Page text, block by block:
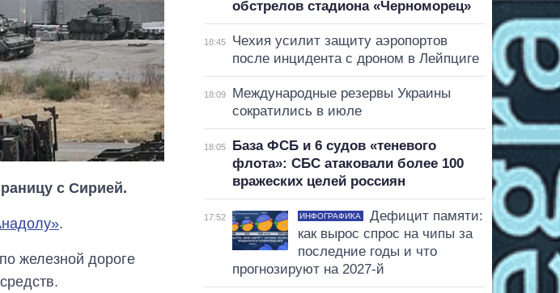
с Сирией.
.
железной дороге
обстрелов стадиона «Черноморец»
18:45
Чехия усилит защиту аэропортов
после инцидента с дроном в Лейпциге
18:09
Международные резервы Украины
сократились в июле
18:05
База ФСБ и 6 судов «теневого
флота»: СБС атаковали более 100
вражеских целей россиян
17:52 ИНФОГРАФИКА
Дефицит памяти:
как вырос спрос на чипы за
последние годы и что
прогнозируют на 2027-й